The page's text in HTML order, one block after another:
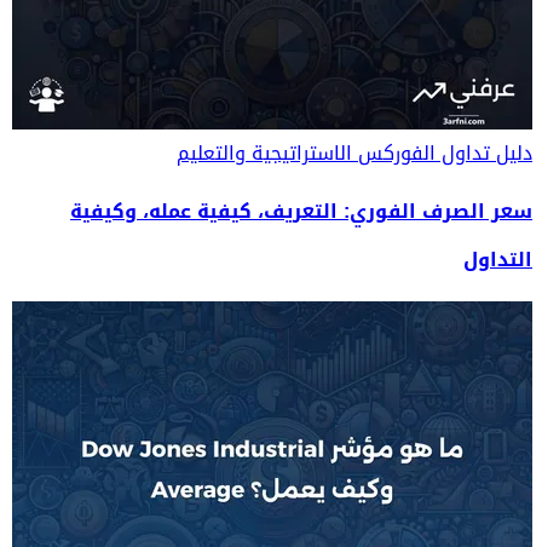
دليل تداول الفوركسالاستراتيجية والتعليم
سعر الصرف الفوري: التعريف، كيفية عمله، وكيفية
التداول